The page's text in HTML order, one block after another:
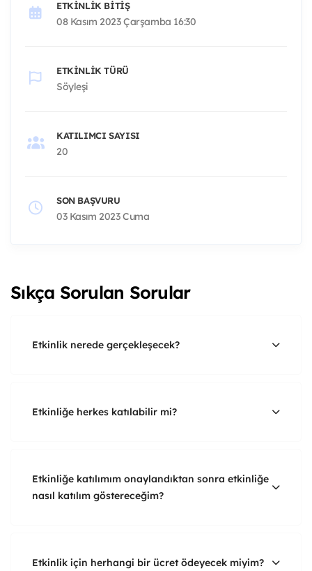
ETKINLIK BITIŞ
08 Kasım 2023 Çarşamba 16:30
ETKINLIK TÜRÜ
Söyleşi
KATILIMCI SAYISI
20
SON BAŞVURU
03 Kasım 2023 Cuma
Sıkça Sorulan Sorular
Etkinlik nerede gerçekleşecek?
Etkinliğe herkes katılabilir mi?
Etkinliğe katılımım onaylandıktan sonra etkinliğe
nasıl katılım göstereceğim?
Etkinlik için herhangi bir ücret ödeyecek miyim?